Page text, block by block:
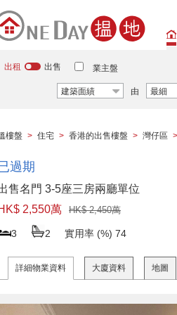
出租 出售 業主盤
建築面績 由 最細
樓盤 > 住宅 > 香港的出售樓盤 > 灣仔區 >
過期
售名門 3-5座三房兩廳單位
2,550萬
HK$ 2,450萬
3 2 實用率 (%) 74
詳細物業資料 大廈資料 地圖